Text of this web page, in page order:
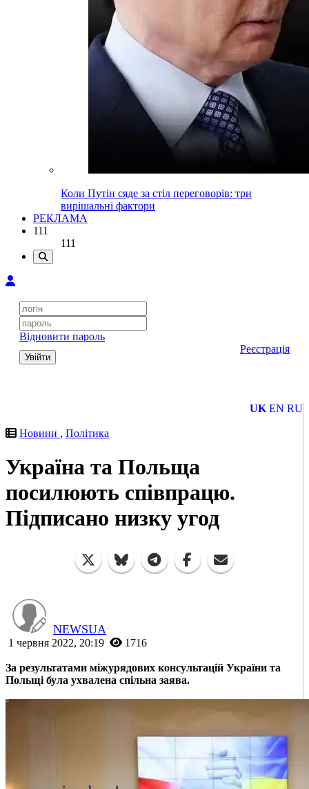
Коли Путін сяде за стіл переговорів: три
вирішальні фактори
РЕКЛАМА
111
111
Відновити пароль
Увійти
Реєстрація
UK EN RU
Новини , Політика
Україна та Польща
посилюють співпрацю.
Підписано низку угод
NEWSUA
1 червня 2022, 20:19 1716
За результатами міжурядових консультацій України та
Польщі була ухвалена спільна заява.